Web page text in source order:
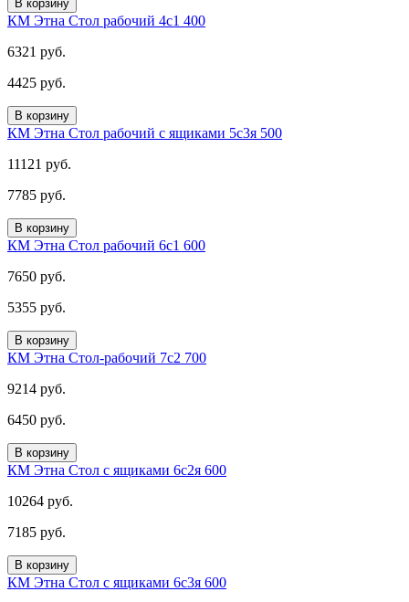
В корзину
КМ Этна Стол рабочий 4с1 400
6321 руб.
4425 руб.
В корзину
КМ Этна Стол рабочий с ящиками 5с3я 500
11121 руб.
7785 руб.
В корзину
КМ Этна Стол рабочий 6с1 600
7650 руб.
5355 руб.
В корзину
КМ Этна Стол-рабочий 7с2 700
9214 руб.
6450 руб.
В корзину
КМ Этна Стол с ящиками 6с2я 600
10264 руб.
7185 руб.
В корзину
КМ Этна Стол с ящиками 6с3я 600